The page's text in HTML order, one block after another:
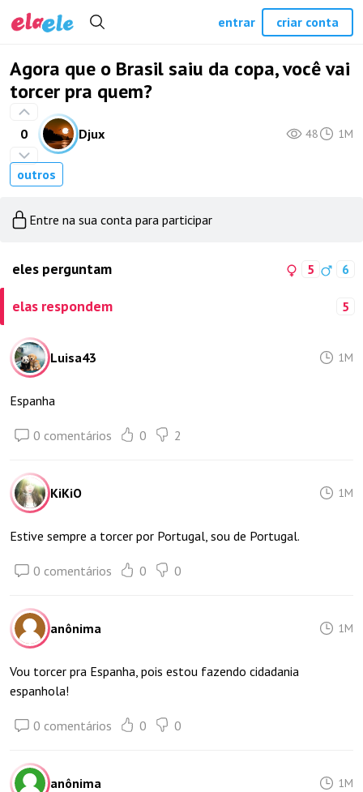
Agora que o Brasil saiu da copa, você vai
torcer pra quem?
0 Djux 48 1M
outros
Entre na sua conta para participar
eles perguntam 5 6
elas respondem 5
Luisa43 1M
Espanha
0 comentários 0 2
KiKiO 1M
Estive sempre a torcer por Portugal, sou de Portugal.
0 comentários 0 0
anônima 1M
Vou torcer pra Espanha, pois estou fazendo cidadania
espanhola!
0 comentários 0 0
anônima 1M
entrar criar conta